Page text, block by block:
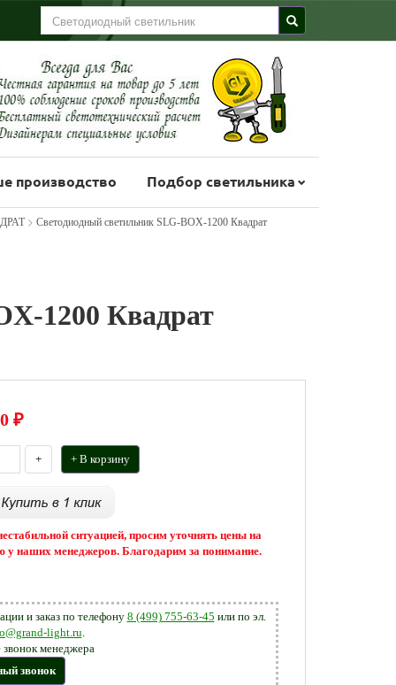
производство Подбор светильника
> Светодиодный светильник SLG-BOX-1200 Квадрат
1200 Квадрат
₽
+ + В корзину
ситуацией, просим уточнять цены на
у наших менеджеров. Благодарим за понимание.
и заказ по телефону 8 (499) 755-63-45 или по эл.
light.ru.
звонок менеджера
звонок